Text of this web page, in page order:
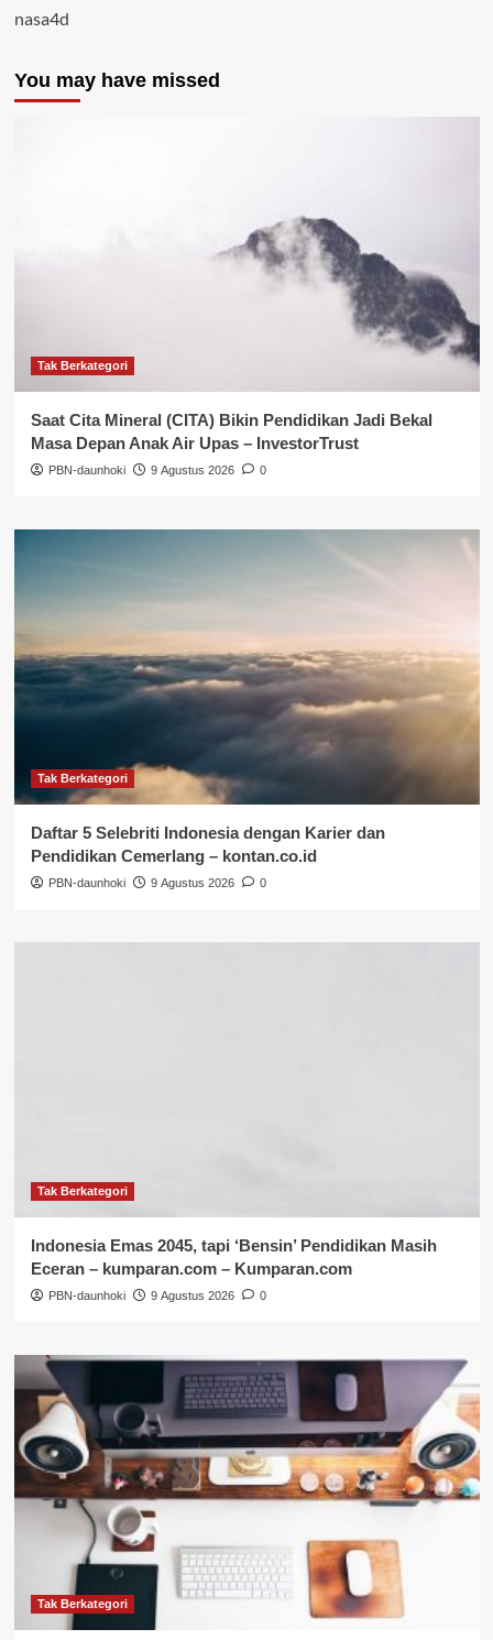
nasa4d
You may have missed
Tak Berkategori
Saat Cita Mineral (CITA) Bikin Pendidikan Jadi Bekal
Masa Depan Anak Air Upas – InvestorTrust
PBN-daunhoki 9 Agustus 2026 0
Tak Berkategori
Daftar 5 Selebriti Indonesia dengan Karier dan
Pendidikan Cemerlang – kontan.co.id
PBN-daunhoki 9 Agustus 2026 0
Tak Berkategori
Indonesia Emas 2045, tapi ‘Bensin’ Pendidikan Masih
Eceran – kumparan.com – Kumparan.com
PBN-daunhoki 9 Agustus 2026 0
Tak Berkategori